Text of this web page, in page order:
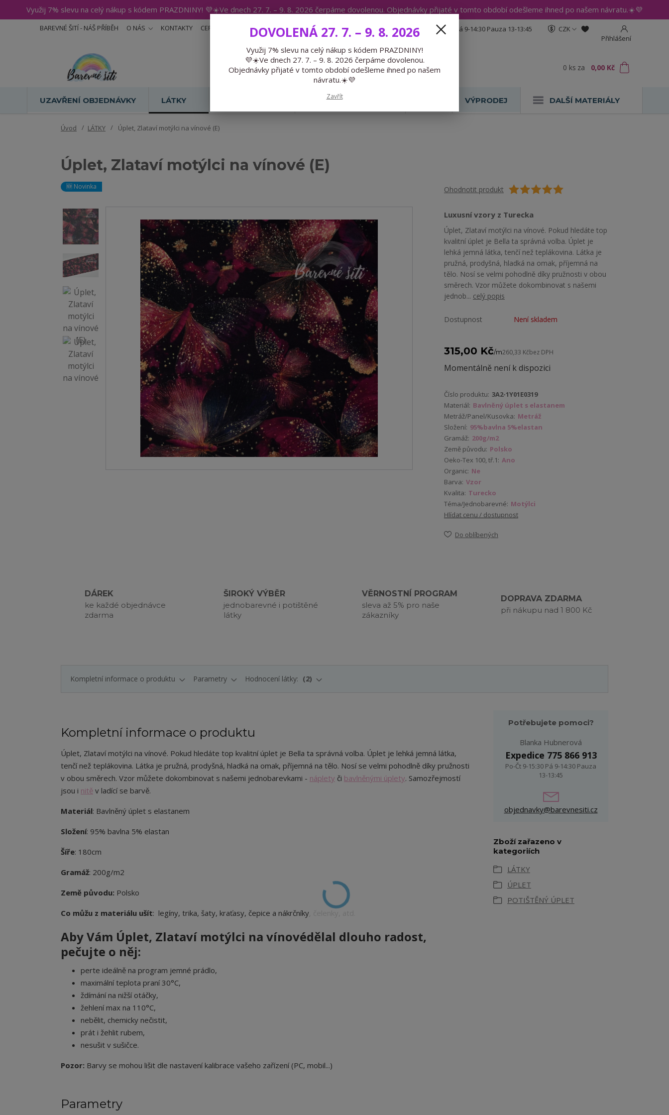
Využij 7% slevu na celý nákup s kódem PRAZDNINY! 💜☀️Ve dnech 27. 7. – 9. 8. 2026 čerpáme dovolenou. Objednávky přijaté v tomto období odešleme ihned po našem návratu.☀️💜
BAREVNÉ ŠITÍ - NÁŠ PŘÍBĚH O NÁS KONTAKTY CERTIFIKÁTY BLOG
CZK
Přihlášení
Hledat
Expedice 775 866 913 Po-Čt 9-15:30 Pá 9-14:30 Pauza 13-13:45
0 ks za 0,00 Kč
UZAVŘENÍ OBJEDNÁVKY LÁTKY PŘEDOBJEDNÁVKY VÝPRODEJ DALŠÍ MATERIÁLY
Úvod LÁTKY Úplet, Zlataví motýlci na vínové (E)
Úplet, Zlataví motýlci na vínové (E)
🆕 Novinka Ohodnotit produkt
Luxusní vzory z Turecka
Úplet, Zlataví motýlci na vínové. Pokud hledáte top
kvalitní úplet je Bella ta správná volba. Úplet je
lehká jemná látka, tenčí než teplákovina. Látka je
pružná, prodyšná, hladká na omak, příjemná na
tělo. Nosí se velmi pohodlně díky pružnosti v obou
směrech. Vzor můžete dokombinovat s našemi
jednob... celý popis
Dostupnost Není skladem
315,00 Kč/m260,33 Kčbez DPH
Momentálně není k dispozici
Číslo produktu: 3A2-1Y01E0319
Materiál: Bavlněný úplet s elastanem
Metráž/Panel/Kusovka: Metráž
Složení: 95%bavlna 5%elastan
Gramáž: 200g/m2
Země původu: Polsko
Oeko-Tex 100, tř.1: Ano
Organic: Ne
Barva: Vzor
Kvalita: Turecko
Téma/Jednobarevné: Motýlci
Hlídat cenu / dostupnost
Do oblíbených
DÁREK
ke každé objednávce
zdarma
ŠIROKÝ VÝBĚR
jednobarevné i potištěné
látky
VĚRNOSTNÍ PROGRAM
sleva až 5% pro naše
zákazníky
DOPRAVA ZDARMA
při nákupu nad 1 800 Kč
Kompletní informace o produktu Parametry Hodnocení látky: 2
Kompletní informace o produktu
Úplet, Zlataví motýlci na vínové. Pokud hledáte top kvalitní úplet je Bella ta správná volba. Úplet je lehká jemná látka,
tenčí než teplákovina. Látka je pružná, prodyšná, hladká na omak, příjemná na tělo. Nosí se velmi pohodlně díky pružnosti
v obou směrech. Vzor můžete dokombinovat s našemi jednobarevkami - náplety či bavlněnými úplety. Samozřejmostí
jsou i nitě v ladící se barvě.
Materiál: Bavlněný úplet s elastanem
Složení: 95% bavlna 5% elastan
Šíře: 180cm
Gramáž: 200g/m2
Země původu: Polsko
Co můžu z materiálu ušít: legíny, trika, šaty, kraťasy, čepice a nákrčníky, čelenky, atd.
Aby Vám Úplet, Zlataví motýlci na vínovédělal dlouho radost,
pečujte o něj:
perte ideálně na program jemné prádlo,
maximální teplota praní 30°C,
ždímání na nižší otáčky,
žehlení max na 110°C,
nebělit, chemicky nečistit,
prát i žehlit rubem,
nesušit v sušičce.
Pozor: Barvy se mohou lišit dle nastavení kalibrace vašeho zařízení (PC, mobil...)
Parametry
Potřebujete pomoci?
Blanka Hubnerová
Expedice 775 866 913
Po-Čt 9-15:30 Pá 9-14:30 Pauza
13-13:45
objednavky@barevnesiti.cz
Zboží zařazeno v
kategoriích
LÁTKY
ÚPLET
POTIŠTĚNÝ ÚPLET
DOVOLENÁ 27. 7. – 9. 8. 2026
Využij 7% slevu na celý nákup s kódem PRAZDNINY!
💜☀️Ve dnech 27. 7. – 9. 8. 2026 čerpáme dovolenou.
Objednávky přijaté v tomto období odešleme ihned po našem
návratu.☀️💜
Zavřít